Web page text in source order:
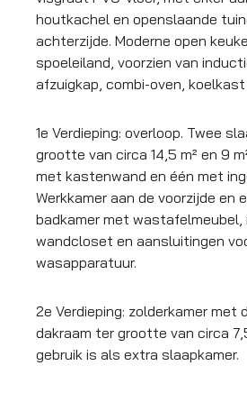
houtkachel en openslaande
achterzijde. Moderne open
spoeleiland, voorzien van
afzuigkap, combi-oven,
1e Verdieping: overloop. Twee
grootte van circa 14,5 m² en 9
met kastenwand en één met
Werkkamer aan de voorzijde en
badkamer met wastafelmeubel,
wandcloset en aansluitingen
wasapparatuur.
2e Verdieping: zolderkamer met
dakraam ter grootte van circa
gebruik is als extra slaapkamer.